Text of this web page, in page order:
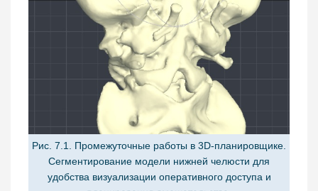
Рис. 7.1. Промежуточные работы в 3D-планировщике.
Сегментирование модели нижней челюсти для
удобства визуализации оперативного доступа и